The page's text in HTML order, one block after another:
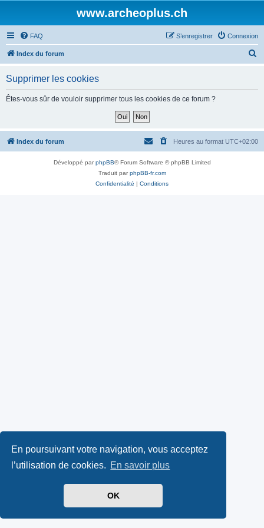
En poursuivant votre navigation, vous acceptez
l’utilisation de cookies. En savoir plus
OK
www.archeoplus.ch
FAQ Connexion
S’enregistrer
Index du forum
h
Supprimer les cookies
Êtes-vous sûr de vouloir supprimer tous les cookies de ce forum ?
Index du forum Heures au format UTC+02:00
Développé parphpBB® Forum Software © phpBB Limited
Traduit parphpBB-fr.com
Confidentialité | Conditions